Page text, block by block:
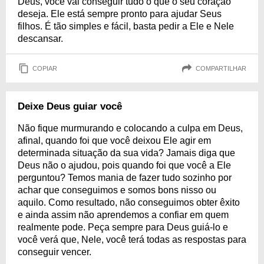
deseja. Ele está sempre pronto para ajudar Seus
filhos. É tão simples e fácil, basta pedir a Ele e Nele
descansar.
COPIAR COMPARTILHAR
Deixe Deus guiar você
Não fique murmurando e colocando a culpa em Deus,
afinal, quando foi que você deixou Ele agir em
determinada situação da sua vida? Jamais diga que
Deus não o ajudou, pois quando foi que você a Ele
perguntou? Temos mania de fazer tudo sozinho por
achar que conseguimos e somos bons nisso ou
aquilo. Como resultado, não conseguimos obter êxito
e ainda assim não aprendemos a confiar em quem
realmente pode. Peça sempre para Deus guiá-lo e
você verá que, Nele, você terá todas as respostas para
conseguir vencer.